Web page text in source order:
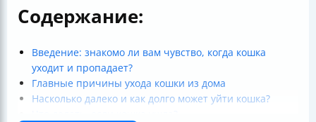
Содержание:
Введение: знакомо ли вам чувство, когда кошка
уходит и пропадает?
Главные причины ухода кошки из дома
Насколько далеко и как долго может уйти кошка?